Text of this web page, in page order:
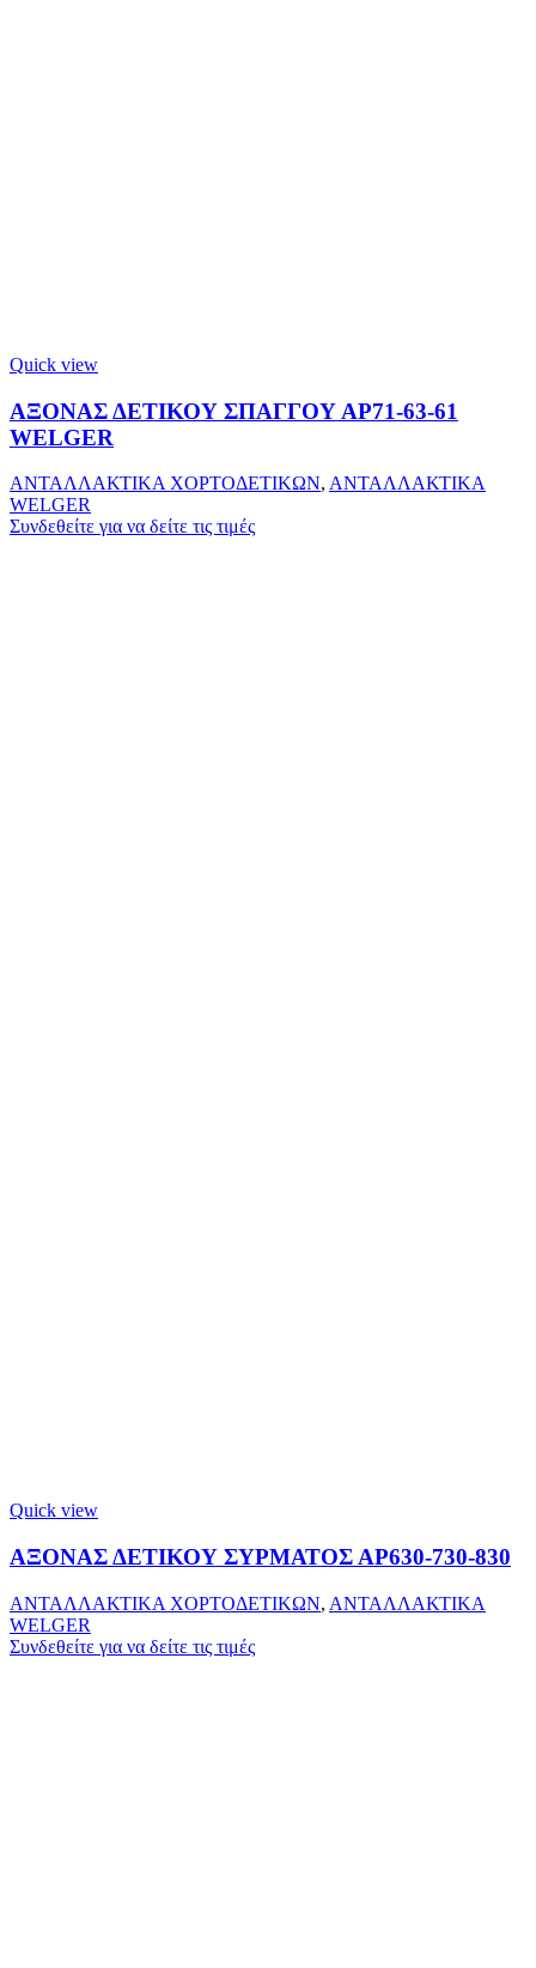
Quick view
ΑΞΟΝΑΣ ΔΕΤΙΚΟΥ ΣΠΑΓΓΟΥ ΑΡ71-63-61
WELGER
ΑΝΤΑΛΛΑΚΤΙΚΑ ΧΟΡΤΟΔΕΤΙΚΩΝ, ΑΝΤΑΛΛΑΚΤΙΚΑ
WELGER
Συνδεθείτε για να δείτε τις τιμές
Quick view
ΑΞΟΝΑΣ ΔΕΤΙΚΟΥ ΣΥΡΜΑΤΟΣ ΑΡ630-730-830
ΑΝΤΑΛΛΑΚΤΙΚΑ ΧΟΡΤΟΔΕΤΙΚΩΝ, ΑΝΤΑΛΛΑΚΤΙΚΑ
WELGER
Συνδεθείτε για να δείτε τις τιμές